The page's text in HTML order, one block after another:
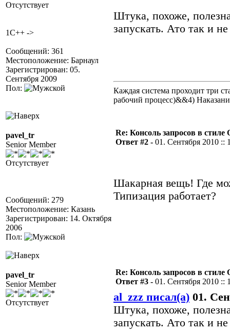
Отсутствует
1C++ ->
Сообщений: 361
Местоположение: Барнаул
Зарегистрирован: 05.
Сентября 2009
Пол:
Штука, похоже,
запускать. Ато так и
Каждая система проходит три
рабочий процесс)&&4)
pavel_tr
Senior Member
Отсутствует
Сообщений: 279
Местоположение: Казань
Зарегистрирован: 14. Октября
2006
Пол:
Re: Консоль запросов в стиле
Ответ #2 - 01. Сентября 2010 ::
Шакарная вещь! Где
Типизация работает?
pavel_tr
Senior Member
Отсутствует
Re: Консоль запросов в стиле
Ответ #3 - 01. Сентября 2010 ::
al_zzz писал(а) 01.
Штука, похоже,
запускать. Ато так и